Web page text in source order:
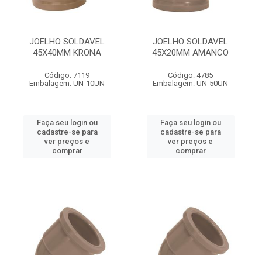
JOELHO SOLDAVEL
45X40MM KRONA
Código: 7119
Embalagem: UN-10UN
Faça seu login ou
cadastre-se para
ver preços e
comprar
JOELHO SOLDAVEL
45X20MM AMANCO
Código: 4785
Embalagem: UN-50UN
Faça seu login ou
cadastre-se para
ver preços e
comprar